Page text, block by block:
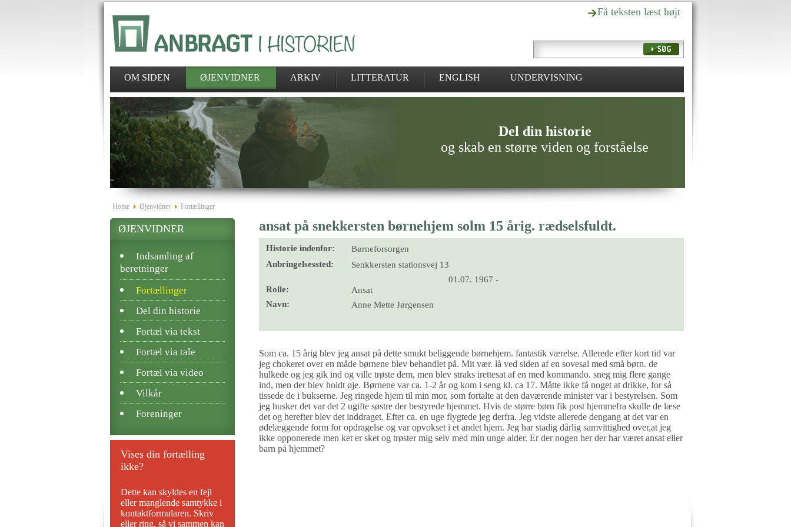
Få teksten læst højt
OM SIDEN ØJENVIDNER ARKIV LITTERATUR ENGLISH UNDERVISNING
Del din historie
og skab en større viden og forståelse
Home Øjenvidner Fortællinger
ansat på snekkersten børnehjem solm 15 årig. rædselsfuldt.
Historie indenfor:
Børneforsorgen
Anbringelsessted:
Senkkersten stationsvej 13
01.07. 1967 -
Rolle:
Ansat
Navn:
Anne Mette Jørgensen
Som ca. 15 årig blev jeg ansat på dette smukt beliggende børnehjem. fantastik værelse. Allerede efter kort tid var
jeg chokeret over en måde børnene blev behandlet på. Mit vær. lå ved siden af en sovesal med små børn. de
hulkede og jeg gik ind og ville trøste dem, men blev straks irettesat af en med kommando. sneg mig flere gange
ind, men der blev holdt øje. Børnene var ca. 1-2 år og kom i seng kl. ca 17. Måtte ikke få noget at drikke, for så
tissede de i bukserne. Jeg ringede hjem til min mor, som fortalte at den daværende minister var i bestyrelsen. Som
jeg husker det var det 2 ugifte søstre der bestyrede hjemmet. Hvis de større børn fik post hjemmefra skulle de læse
det og herefter blev det inddraget. Efter ca. en uge flygtede jeg derfra. Jeg vidste allerede dengang at det var en
ødelæggende form for opdragelse og var opvokset i et andet hjem. Jeg har stadig dårlig samvittighed over,at jeg
ikke opponerede men ket er sket og trøster mig selv med min unge alder. Er der nogen her der har været ansat eller
barn på hjemmet?
ØJENVIDNER
Indsamling af
beretninger
Fortællinger
Del din historie
Fortæl via tekst
Fortæl via tale
Fortæl via video
Vilkår
Foreninger
Vises din fortælling
ikke?
Dette kan skyldes en fejl
eller manglende samtykke i
kontaktformularen. Skriv
eller ring, så vi sammen kan